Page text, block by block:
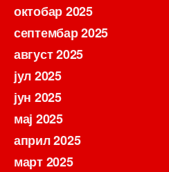
октобар 2025
септембар 2025
август 2025
јул 2025
јун 2025
мај 2025
април 2025
март 2025